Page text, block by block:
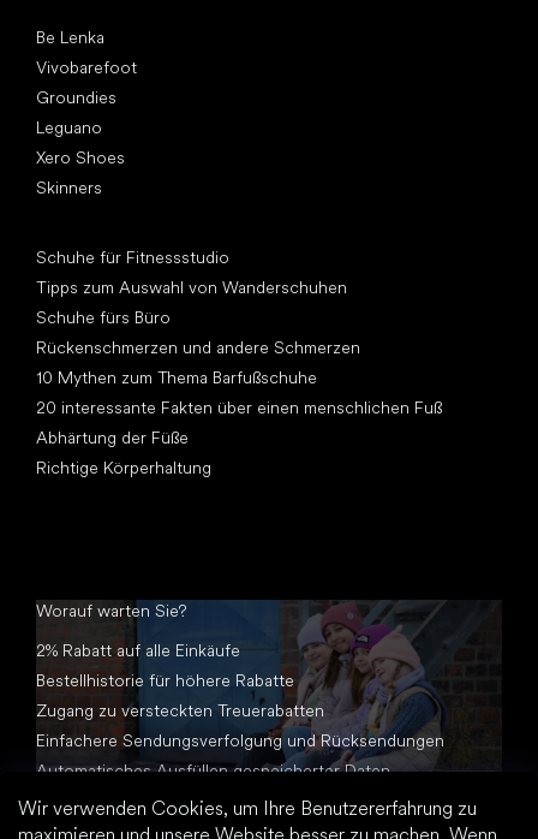
Wir verwenden Cookies, um Ihre Benutzererfahrung zu
Be Lenka
Vivobarefoot
Groundies
Leguano
Xero Shoes
Skinners
Schuhe für Fitnessstudio
Tipps zum Auswahl von Wanderschuhen
Schuhe fürs Büro
Rückenschmerzen und andere Schmerzen
10 Mythen zum Thema Barfußschuhe
20 interessante Fakten über einen menschlichen Fuß
Abhärtung der Füße
Richtige Körperhaltung
Worauf warten Sie?
2% Rabatt auf alle Einkäufe
Bestellhistorie für höhere Rabatte
Zugang zu versteckten Treuerabatten
Einfachere Sendungsverfolgung und Rücksendungen
Automatisches Ausfüllen gespeicherter Daten
Alle Dokumente an einem Ort